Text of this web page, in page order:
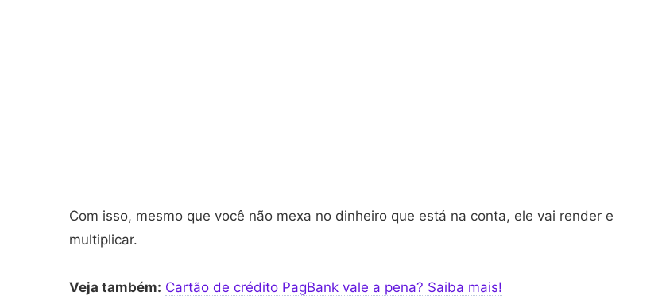
Com isso, mesmo que você não mexa no dinheiro que está na conta, ele vai render e
multiplicar.
Veja também: Cartão de crédito PagBank vale a pena? Saiba mais!